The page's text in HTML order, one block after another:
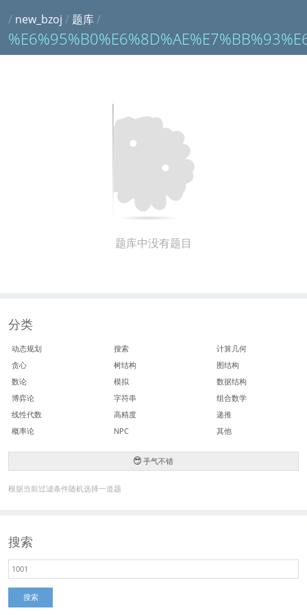
/ new_bzoj / 题库/
题库中没有题目
分类
动态规划 搜索
计算几何
贪心
树结构
图结构
数论
模拟
数据结构
博弈论
字符串
组合数学
线性代数
高精度
递推
概率论
NPC 其他
手气不错
根据当前过滤条件随机选择一道题
搜索
搜索